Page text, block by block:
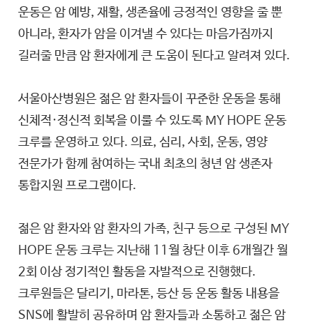
운동은 암 예방, 재활, 생존율에 긍정적인 영향을 줄 뿐
아니라, 환자가 암을 이겨낼 수 있다는 마음가짐까지
길러줄 만큼 암 환자에게 큰 도움이 된다고 알려져 있다.
서울아산병원은 젊은 암 환자들이 꾸준한 운동을 통해
신체적·정신적 회복을 이룰 수 있도록 MY HOPE 운동
크루를 운영하고 있다. 의료, 심리, 사회, 운동, 영양
전문가가 함께 참여하는 국내 최초의 청년 암 생존자
통합지원 프로그램이다.
젊은 암 환자와 암 환자의 가족, 친구 등으로 구성된 MY
HOPE 운동 크루는 지난해 11월 창단 이후 6개월간 월
2회 이상 정기적인 활동을 자발적으로 진행했다.
크루원들은 달리기, 마라톤, 등산 등 운동 활동 내용을
SNS에 활발히 공유하며 암 환자들과 소통하고 젊은 암